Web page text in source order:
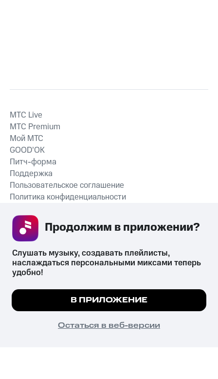
СКАЧАТЬ ПРИЛОЖЕНИЕ
MTС Live
MTС Premium
Мой МТС
GOOD’OK
Питч-форма
Поддержка
Пользовательское соглашение
Политика конфиденциальности
психотропных веществ, их аналогов причиняет вред здоровью,
их незаконный оборот запрещён и влечёт установленную
законодательством ответственность.
© 2026 ООО «КИОН».
Все права защищены
Мы используем куки, чтобы на сайте все
Подробнее
ПОНЯТНО
Слушать музыку, создавать плейлисты,
наслаждаться персональными миксами теперь
удобно!
В ПРИЛОЖЕНИЕ
Остаться в веб-версии